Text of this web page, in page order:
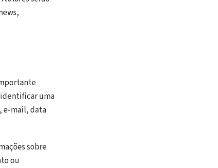
identificar uma
e-mail, data
sobre
ou